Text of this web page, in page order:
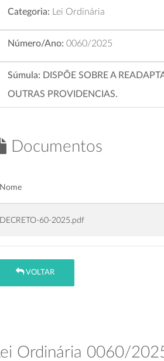
Categoria: Lei Ordinária
Número/Ano: 0060/2025
Súmula: DISPÕE SOBRE A
OUTRAS PROVIDENCIAS.
Documentos
Nome
DECRETO-60-2025.pdf
VOLTAR
Ordinária 0060/